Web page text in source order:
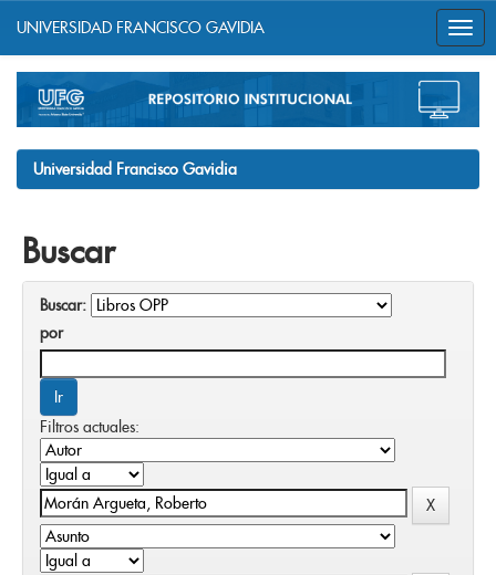
navigation
UNIVERSIDAD FRANCISCO GAVIDIA
Universidad Francisco Gavidia
Buscar
Buscar:
por
Filtros actuales: